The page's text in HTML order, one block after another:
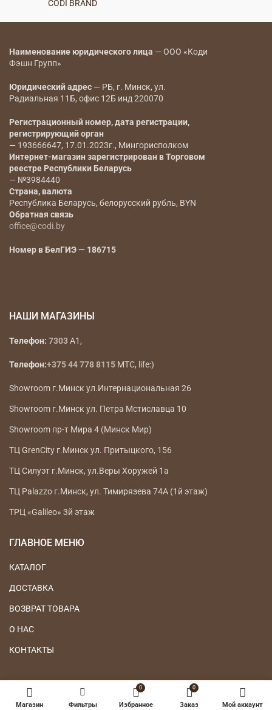
CODI BRAND
Наименование юридического лица — ООО «Коди
Фэшн Групп»
Юридический адрес — РБ, г. Минск, ул.
Радиальная 11Б, офис 12Б инд 220070
Регистрационный номер, дата регистрации,
регистрирующий орган
— 193666647, 17.01.2023г., Мингорисполком
Интернет-магазин зарегистрирован в Торговом
реестре Республики Беларусь
— №3984440
Страна, валюта
Республика Беларусь, белорусский рубль, BYN
Обратная связь
office@codi.by
Номер в БелГИЭ — 186715
НАШИ МАГАЗИНЫ
Телефон: 7303A1,
Телефон:+375 44 778 8115 МТС, life:)
Showroom г.Минск ул.Интернациональная 26
Showroom г.Минск ул. Петра Мстиславца 10
Showroom пр-т Мира 4 (Минск Мир)
ТЦ GrenCity г.Минск ул. Притыцкого, 156
ТЦ Силуэт г.Минск, ул.Веры Хоружей 1а
ТЦ Palazzo г.Минск, ул. Тимирязева 74А (1й этаж)
ТРЦ «Galileo» 3й этаж
ГЛАВНОЕ МЕНЮ
КАТАЛОГ
ДОСТАВКА
ВОЗВРАТ ТОВАРА
О НАС
КОНТАКТЫ
Магазин Фильтры
0
Избранное
0
Заказ Мой аккаунт